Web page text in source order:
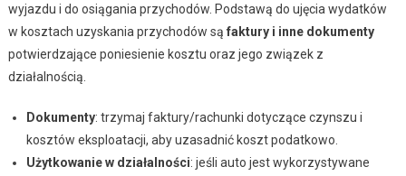
wyjazdu i do osiągania przychodów. Podstawą do ujęcia wydatków
w kosztach uzyskania przychodów są faktury i inne dokumenty
potwierdzające poniesienie kosztu oraz jego związek z
działalnością.
Dokumenty: trzymaj faktury/rachunki dotyczące czynszu i
kosztów eksploatacji, aby uzasadnić koszt podatkowo.
Użytkowanie w działalności: jeśli auto jest wykorzystywane